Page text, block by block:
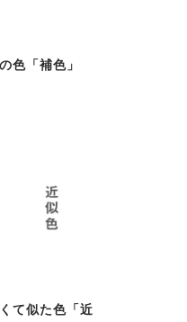
色「補色」
て似た色「近